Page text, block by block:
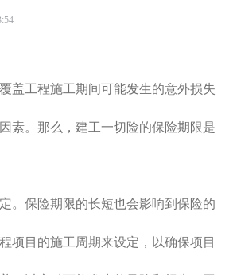
盖工程施工期间可能发生的意外损失
素。那么，建工一切险的保险期限是
。保险期限的长短也会影响到保险的
项目的施工周期来设定，以确保项目